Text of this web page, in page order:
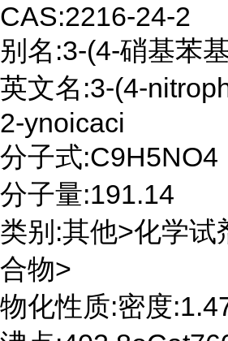
CAS:2216-24-2
别名:3-(4-硝基苯
英文名:3-(4-
2-ynoicaci
分子式:C9H5NO4
分子量:191.14
类别:其他>化学试
合物>
物化性质:密度